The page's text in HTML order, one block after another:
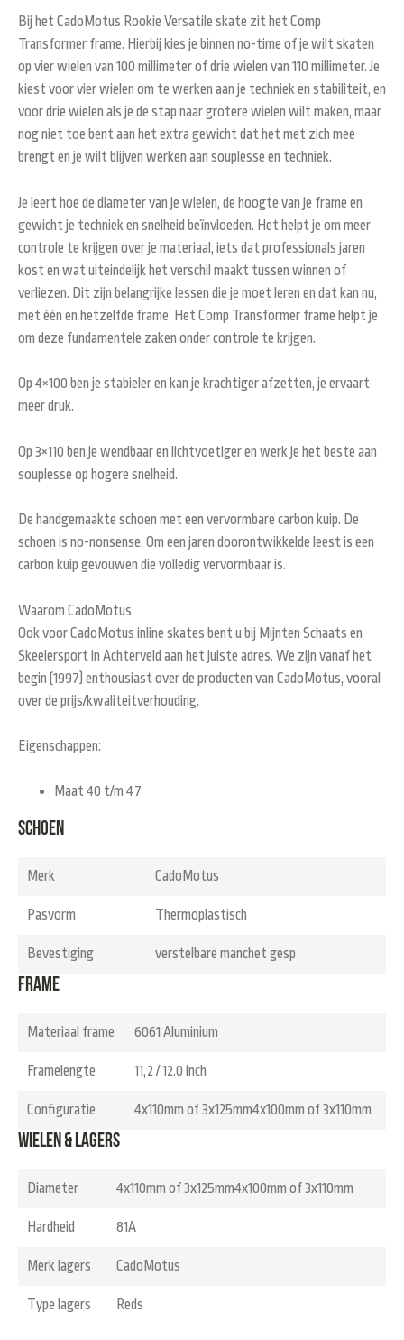
Bij het CadoMotus Rookie Versatile skate zit het Comp
Transformer frame. Hierbij kies je binnen no-time of je wilt skaten
op vier wielen van 100 millimeter of drie wielen van 110 millimeter. Je
kiest voor vier wielen om te werken aan je techniek en stabiliteit, en
voor drie wielen als je de stap naar grotere wielen wilt maken, maar
nog niet toe bent aan het extra gewicht dat het met zich mee
brengt en je wilt blijven werken aan souplesse en techniek.
Je leert hoe de diameter van je wielen, de hoogte van je frame en
gewicht je techniek en snelheid beïnvloeden. Het helpt je om meer
controle te krijgen over je materiaal, iets dat professionals jaren
kost en wat uiteindelijk het verschil maakt tussen winnen of
verliezen. Dit zijn belangrijke lessen die je moet leren en dat kan nu,
met één en hetzelfde frame. Het Comp Transformer frame helpt je
om deze fundamentele zaken onder controle te krijgen.
Op 4×100 ben je stabieler en kan je krachtiger afzetten, je ervaart
meer druk.
Op 3×110 ben je wendbaar en lichtvoetiger en werk je het beste aan
souplesse op hogere snelheid.
De handgemaakte schoen met een vervormbare carbon kuip. De
schoen is no-nonsense. Om een jaren doorontwikkelde leest is een
carbon kuip gevouwen die volledig vervormbaar is.
Waarom CadoMotus
Ook voor CadoMotus inline skates bent u bij Mijnten Schaats en
Skeelersport in Achterveld aan het juiste adres. We zijn vanaf het
begin (1997) enthousiast over de producten van CadoMotus, vooral
over de prijs/kwaliteitverhouding.
Eigenschappen:
Maat 40 t/m 47
Schoen
Merk CadoMotus
Pasvorm Thermoplastisch
Bevestiging verstelbare manchet gesp
Frame
Materiaal frame 6061 Aluminium
Framelengte 11,2 / 12.0 inch
Configuratie 4x110mm of 3x125mm4x100mm of 3x110mm
Wielen & Lagers
Diameter 4x110mm of 3x125mm4x100mm of 3x110mm
Hardheid 81A
Merk lagers CadoMotus
Type lagers Reds